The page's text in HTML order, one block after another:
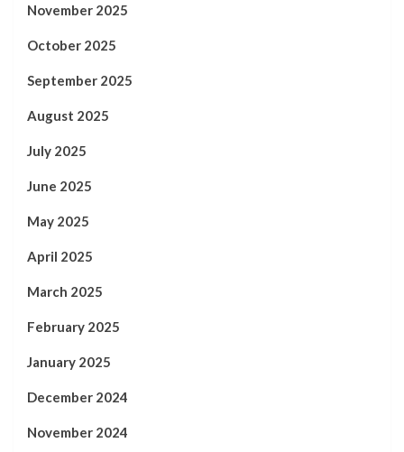
November 2025
October 2025
September 2025
August 2025
July 2025
June 2025
May 2025
April 2025
March 2025
February 2025
January 2025
December 2024
November 2024